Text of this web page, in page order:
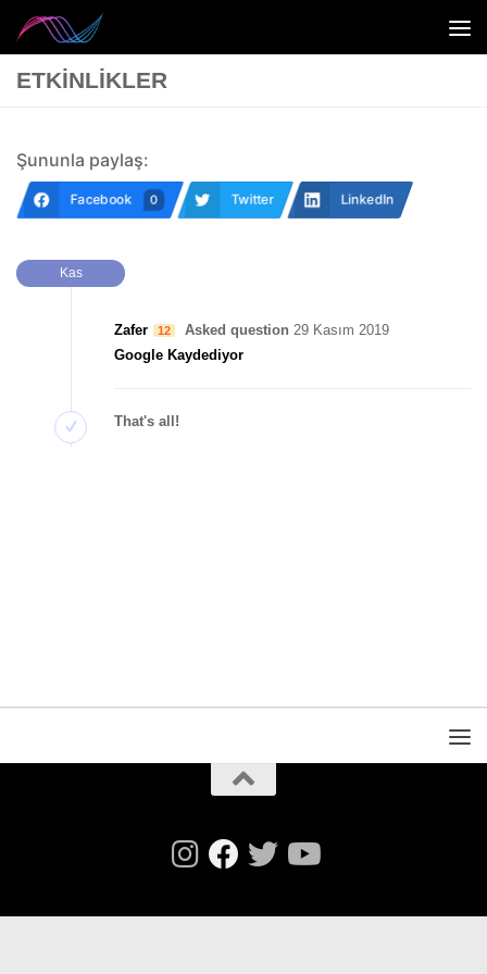
ETKINLIKLER
Şununla paylaş:
Facebook 0 Twitter LinkedIn
Kas
Zafer 12 Asked question 29 Kasım 2019
Google Kaydediyor
That's all!